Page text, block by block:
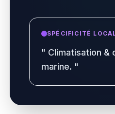
SPÉCIFICITÉ
" Climatisation &
marine. "